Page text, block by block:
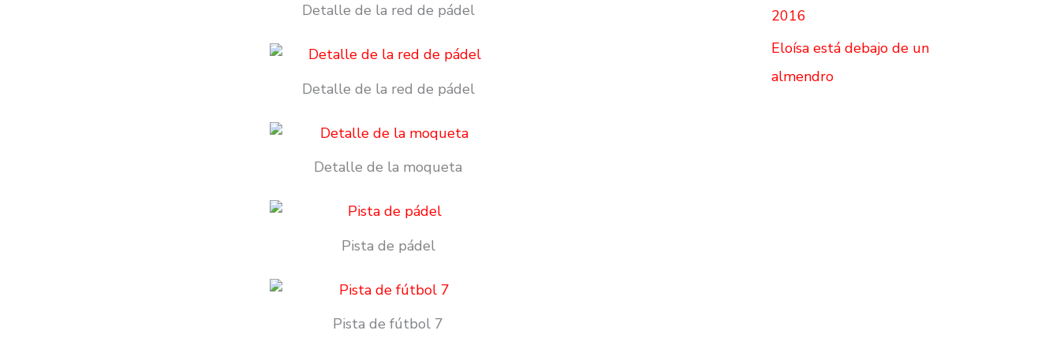
Detalle de la red de pádel
Detalle de la red de pádel
Detalle de la moqueta
Pista de pádel
Pista de fútbol 7
2016
Eloísa está debajo de un
almendro